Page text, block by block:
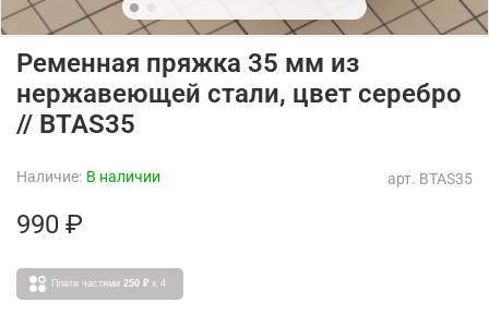
арт. BTAS35
Наличие: В наличии
Ременная пряжка 35 мм из
нержавеющей стали, цвет серебро
// BTAS35
990 ₽
Плати частями 250 ₽ x 4